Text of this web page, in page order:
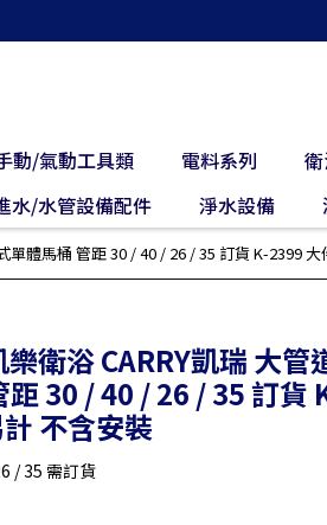
動/氣動工具類 電料系列
水/水管設備配件 淨水設備
單體馬桶 管距 30 / 40 / 26 / 35 訂貨 K-2399
樂衛浴 CARRY凱瑞 大
距 30 / 40 / 26 / 35 訂貨
不含安裝
/ 35 需訂貨